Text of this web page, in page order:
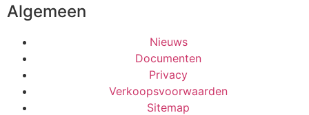
Algemeen
Nieuws
Documenten
Privacy
Verkoopsvoorwaarden
Sitemap